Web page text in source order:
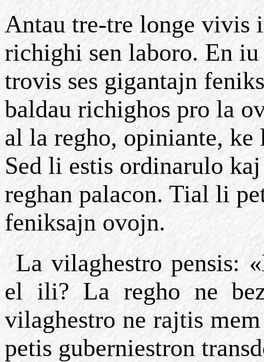
Antau tre-tre longe vivis
richighi sen laboro. En
trovis ses gigantajn
baldau richighos pro la
al la regho, opiniante, ke
Sed li estis ordinarulo
reghan palacon. Tial li
feniksajn ovojn.
La vilaghestro pensis:
el ili? La regho ne
vilaghestro ne rajtis
petis guberniestron